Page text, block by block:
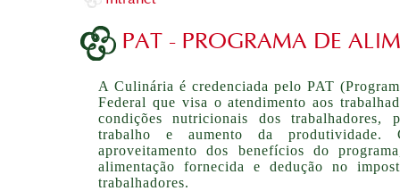
PAT - PROGRAMA DE
A Culinária é credenciada pelo PAT
Federal que visa o atendimento aos
condições nutricionais dos
trabalho e aumento da produtividade.
aproveitamento dos benefícios do
alimentação fornecida e dedução no
trabalhadores.